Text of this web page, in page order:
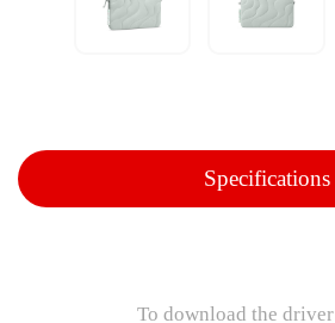
Specifications
To download the driver